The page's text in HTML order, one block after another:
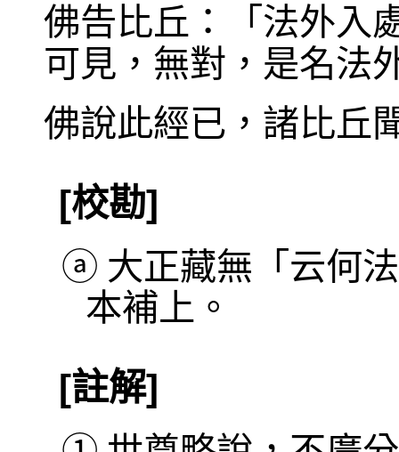
佛告比丘：「法外入
可見，無對，是名法
佛說此經已，諸比丘
[校勘]
ⓐ 大正藏無「云何
本補上。
[註解]